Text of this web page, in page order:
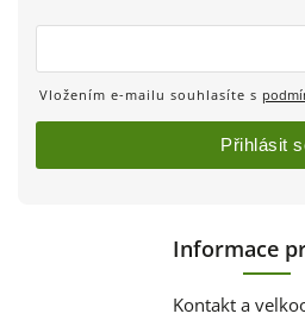
Informace
Kontakt a
Vložením e-mailu souhlasíte s
Přihlásit